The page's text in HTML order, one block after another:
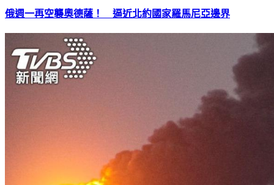
俄週一再空襲奧德薩！ 逼近北約國家羅馬尼亞邊界